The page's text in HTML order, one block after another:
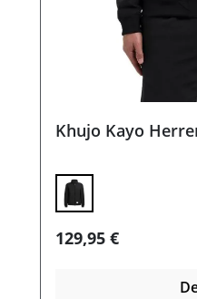
Khujo Kayo
Regulärer Preis:
129,95 €